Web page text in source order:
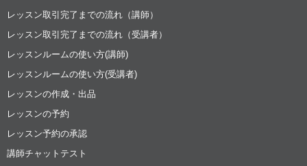
レッスン取引完了までの流れ（講師）
レッスン取引完了までの流れ（受講者）
レッスンルームの使い方(講師)
レッスンルームの使い方(受講者)
レッスンの作成・出品
レッスンの予約
レッスン予約の承認
講師チャットテスト